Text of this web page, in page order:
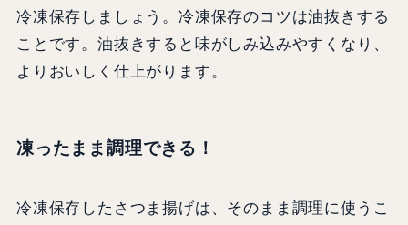
冷凍保存しましょう。冷凍保存のコツは油抜きする
ことです。油抜きすると味がしみ込みやすくなり、
よりおいしく仕上がります。
凍ったまま調理できる！
冷凍保存したさつま揚げは、そのまま調理に使うこ